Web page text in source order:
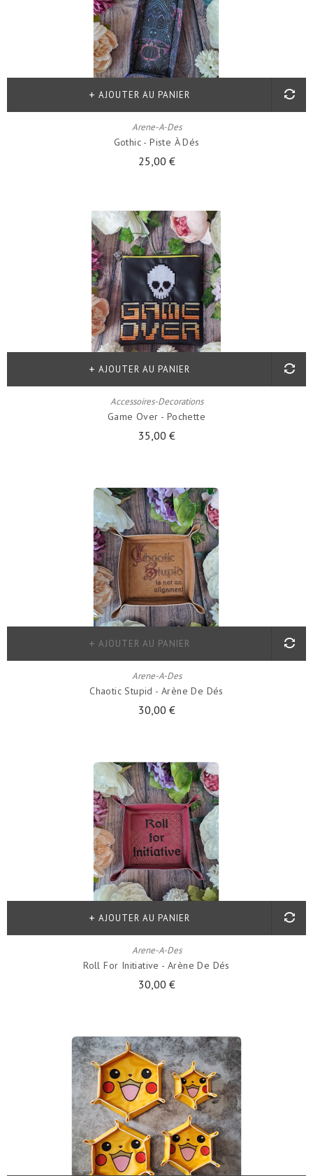
Arene-A-Des
Gothic - Piste À Dés
25,00 €
AJOUTER AU PANIER
Accessoires-Decorations
Game Over - Pochette
35,00 €
AJOUTER AU PANIER
Arene-A-Des
Chaotic Stupid - Arène De Dés
30,00 €
AJOUTER AU PANIER
Arene-A-Des
Roll For Initiative - Arène De Dés
30,00 €
AJOUTER AU PANIER